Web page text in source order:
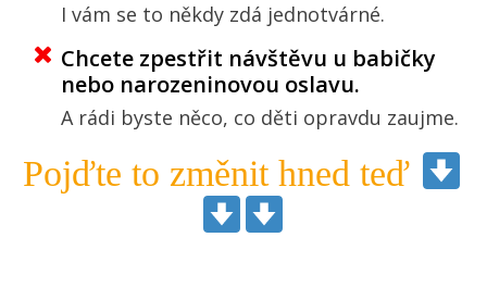
I vám se to někdy zdá jednotvárné.
Chcete zpestřit návštěvu u babičky
nebo narozeninovou oslavu.
A rádi byste něco, co děti opravdu zaujme.
Pojďte to změnit hned teď